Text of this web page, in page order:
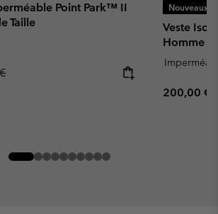
Point Park™ II
Taille
Nouveaux
Veste
Homme
Regular
200,00 €